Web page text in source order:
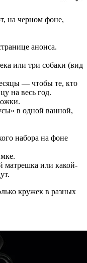
на черном фоне,
анонса.
или три собаки (вид
— чтобы те, кто
на весь год.
в одной ванной,
набора на фоне
матрешка или какой-
кружек в разных